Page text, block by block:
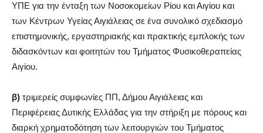
ΥΠΕ για την ένταξη των Νοσοκομείων Ρίου και Αιγίου και
των Κέντρων Υγείας Αιγιάλειας σε ένα συνολικό σχεδιασμό
επιστημονικής, εργαστηριακής και πρακτικής εμπλοκής των
διδασκόντων και φοιτητών του Τμήματος Φυσικοθεραπείας
Αιγίου.
β) τριμερείς συμφωνίες ΠΠ, Δήμου Αιγιάλειας και
Περιφέρειας Δυτικής Ελλάδας για την στήριξη με πόρους και
διαρκή χρηματοδότηση των λειτουργιών του Τμήματος